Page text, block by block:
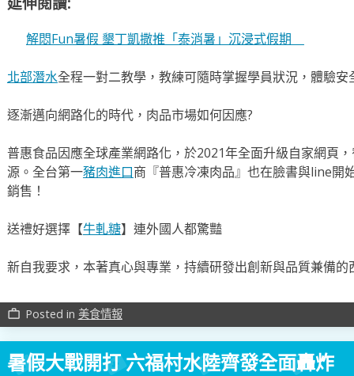
解悶Fun暑假 墾丁凱撒推「泰消暑」沉浸式假期
北部潛水全程一對二教學，教練可隨時掌握學員狀況，體驗安
逐漸邁向網路化的時代，肉品市場如何因應?
普惠食品因應全球產業網路化，於2021年全面升級自家網頁
源。全台第一豬肉進口商『普惠冷凍肉品』也在臉書與line開
銷售！
送禮好選擇【牛軋糖】連外國人都驚豔
新自我要求，本著真心與專業，持續研發出創新與品質兼備
work_outline Posted in 美食情報
暑假大戰開打 六福村水陸齊發全面轟炸